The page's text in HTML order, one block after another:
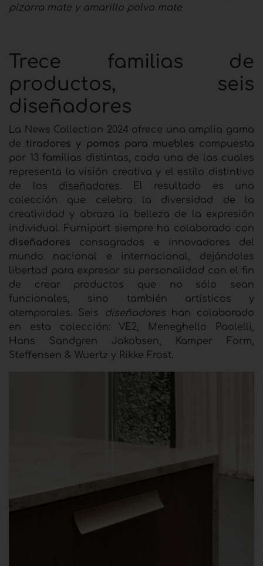
pizarra mate y amarillo polvo mate
Trece familias de
productos, seis
diseñadores
La News Collection 2024 ofrece una amplia gama
detiradores y pomos para muebles compuesta
por 13 familias distintas, cada una de las cuales
representa la visión creativa y el estilo distintivo
de los diseñadores. El resultado es una
colección que celebra la diversidad de la
creatividad y abraza la belleza de la expresión
individual. Furnipart siempre ha colaborado con
diseñadores consagrados e innovadores del
mundo nacional e internacional, dejándoles
libertad para expresar su personalidad con el fin
de crear productos que no sólo sean
funcionales, sino también artísticos y
atemporales. Seis
diseñadores han colaborado
en esta colección: VE2, Meneghello Paolelli,
Hans Sandgren Jakobsen, Kamper Form,
Steffensen & Wuertz y Rikke Frost.